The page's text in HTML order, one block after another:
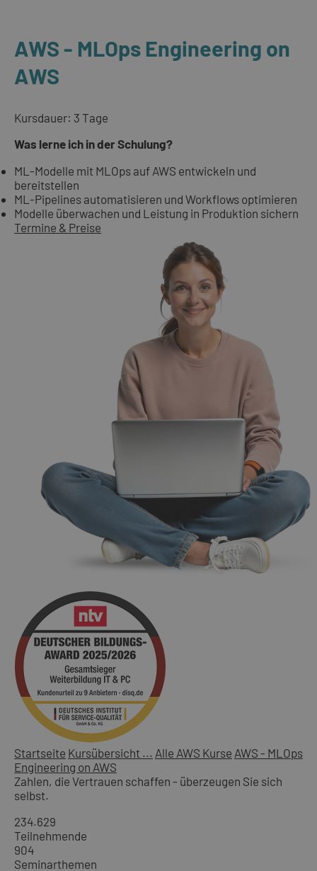
AWS - MLOps Engineering on
AWS
Kursdauer: 3 Tage
Was lerne ich in der Schulung?
ML-Modelle mit MLOps auf AWS entwickeln und
bereitstellen
ML-Pipelines automatisieren und Workflows optimieren
Modelle überwachen und Leistung in Produktion sichern
Termine & Preise
Startseite Kursübersicht ... Alle AWS Kurse AWS - MLOps
Engineering on AWS
Zahlen, die Vertrauen schaffen - überzeugen Sie sich
selbst.
234.629
Teilnehmende
904
Seminarthemen